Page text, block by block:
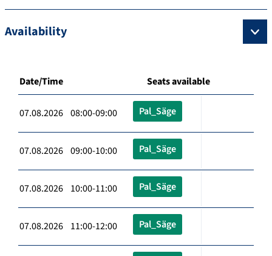
Availability
Date/Time Seats available
07.08.2026 08:00-09:00 Pal_Säge
07.08.2026 09:00-10:00 Pal_Säge
07.08.2026 10:00-11:00 Pal_Säge
07.08.2026 11:00-12:00 Pal_Säge